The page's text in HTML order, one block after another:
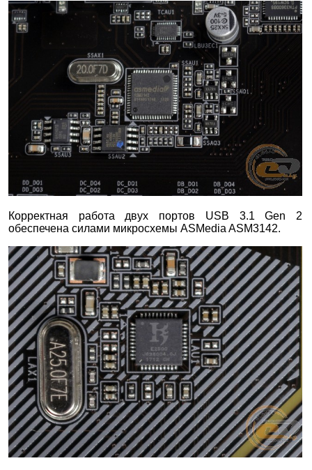
Корректная работа двух портов USB 3.1 Gen 2
обеспечена силами микросхемы ASMedia ASM3142.